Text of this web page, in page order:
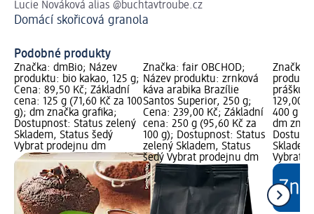
Lucie Nováková alias @buchtavtroube.cz
Domácí skořicová granola
Podobné produkty
Značka: dmBio; Název
produktu: bio kakao, 125 g;
Cena: 89,50 Kč; Základní
cena: 125 g (71,60 Kč za 100
g); dm značka grafika;
Dostupnost: Status zelený
Skladem, Status šedý
Vybrat prodejnu dm
Značka: fair OBCHOD;
Název produktu: zrnková
káva arabika Brazílie
Santos Superior, 250 g;
Cena: 239,00 Kč; Základní
cena: 250 g (95,60 Kč za
100 g); Dostupnost: Status
zelený Skladem, Status
šedý Vybrat prodejnu dm
Značka:
prášku,
129,00
400 g
dm
Vybrat